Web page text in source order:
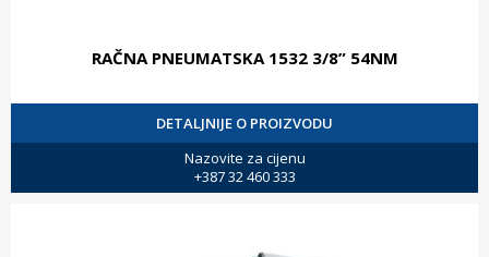
RAČNA PNEUMATSKA 1532 3/8” 54NM
DETALJNIJE O PROIZVODU
Nazovite za cijenu
+387 32 460 333